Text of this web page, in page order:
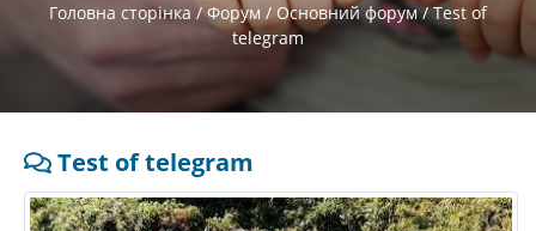
Головна сторінка /Форум /Основний форум/Test of
telegram
Test of telegram